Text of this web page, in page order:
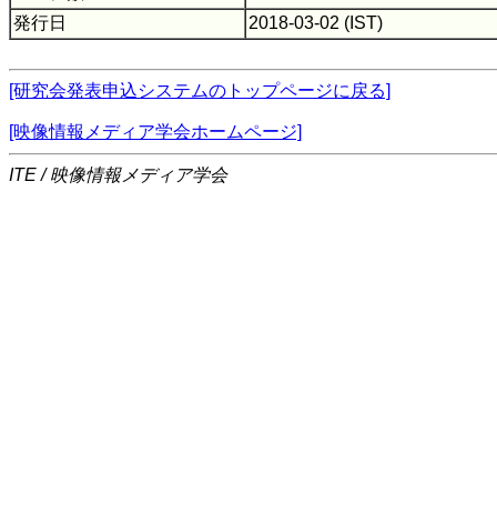
発行日
2018-03-02 (IST)
[研究会発表申込システムのトップページに戻る]
[映像情報メディア学会ホームページ]
ITE / 映像情報メディア学会